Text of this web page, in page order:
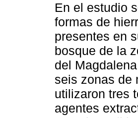
En el estudio
formas de
presentes en
bosque de la
del
seis zonas de
utilizaron tres
agentes